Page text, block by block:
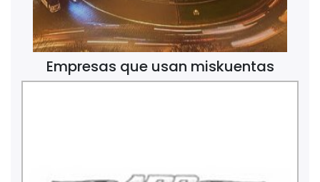
Empresas que usan miskuentas